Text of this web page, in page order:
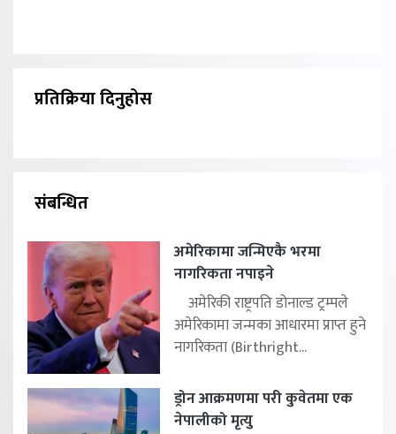
प्रतिक्रिया दिनुहोस
संबन्धित
अमेरिकामा जन्मिएकै भरमा
नागरिकता नपाइने
अमेरिकी राष्ट्रपति डोनाल्ड ट्रम्पले
अमेरिकामा जन्मका आधारमा प्राप्त हुने
नागरिकता (Birthright...
ड्रोन आक्रमणमा परी कुवेतमा एक
नेपालीको मृत्यु